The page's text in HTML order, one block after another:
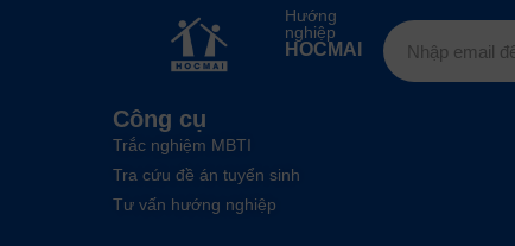
Hướng
nghiệp
HOCMAI
Công cụ
Trắc nghiệm MBTI
Tra cứu đề án tuyển sinh
Tư vấn hướng nghiệp